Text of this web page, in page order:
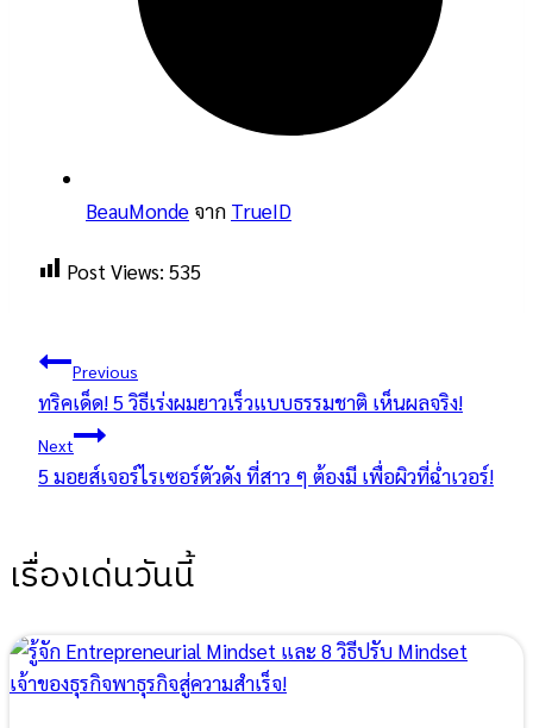
BeauMonde จาก TrueID
Post Views: 535
Post
navigation
Previous
ทริคเด็ด! 5 วิธีเร่งผมยาวเร็วแบบธรรมชาติ เห็นผลจริง!
Next
5 มอยส์เจอร์ไรเซอร์ตัวดัง ที่สาว ๆ ต้องมี เพื่อผิวที่ฉ่ำเวอร์!
เรื่องเด่นวันนี้